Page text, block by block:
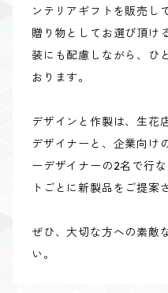
ンテリアギフトを販売し
贈り物としてお選び頂け
装にも配慮しながら、ひ
おります。
デザインと作製は、生花
デザイナーと、企業向け
ーデザイナーの2名で行
トごとに新製品をご提案
ぜひ、大切な方への素敵
い。